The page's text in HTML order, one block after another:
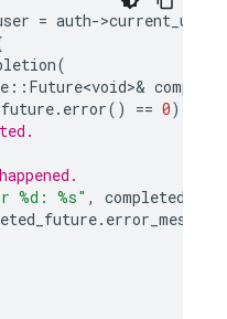
= auth->current_user
(
:: Future<void>&
. error() == 0)
%d: %s" ,
. error_message